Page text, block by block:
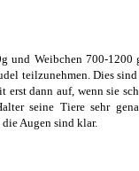
Weibchen 700-
Dies
dann auf, wenn sie
seine Tiere sehr
Augen sind klar.